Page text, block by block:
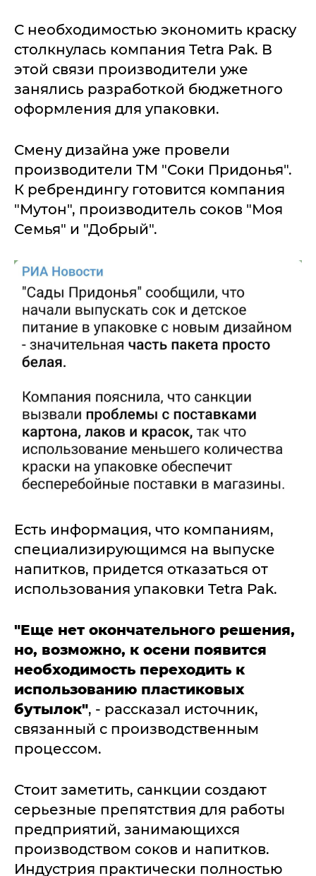
С необходимостью экономить краску
столкнулась компания Tetra Pak. В
этой связи производители уже
занялись разработкой бюджетного
оформления для упаковки.
Смену дизайна уже провели
производители ТМ "Соки Придонья".
К ребрендингу готовится компания
"Мутон", производитель соков "Моя
Семья" и "Добрый".
Есть информация, что компаниям,
специализирующимся на выпуске
напитков, придется отказаться от
использования упаковки Tetra Pak.
"Еще нет окончательного решения,
но, возможно, к осени появится
необходимость переходить к
использованию пластиковых
бутылок", - рассказал источник,
связанный с производственным
процессом.
Стоит заметить, санкции создают
серьезные препятствия для работы
предприятий, занимающихся
производством соков и напитков.
Индустрия практически полностью